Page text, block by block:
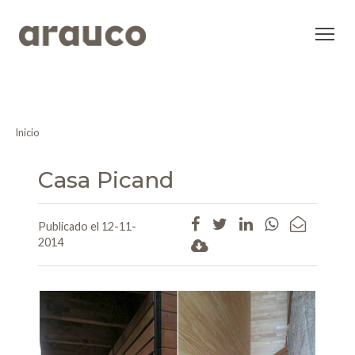
Inicio
Casa Picand
Publicado el 12-11-
2014